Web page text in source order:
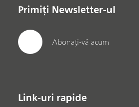
Primiți Newsletter-ul
Abonați-vă acum
Link-uri rapide